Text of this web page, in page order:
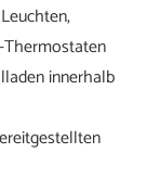
Thermostaten
innerhalb